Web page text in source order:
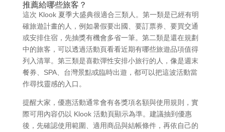
推薦給哪些旅客？
這次 Klook 夏季大盛典很適合三類人。第一類是已經有明
確旅遊計畫的人，例如暑假要出國、要訂票券、要買交通
或安排住宿，先抽獎有機會多省一筆。第二類是還在規劃
中的旅客，可以透過活動頁看看近期有哪些旅遊品項值得
列入清單。第三類是喜歡彈性安排小旅行的人，像是週末
餐券、SPA、台灣景點或臨時出遊，都可以把這波活動當
作尋找靈感的入口。
提醒大家，優惠活動通常會有各獎項名額與使用規則，實
際可用內容仍以 Klook 活動頁顯示為準。建議抽到優惠
後，先確認使用範圍、適用商品與結帳條件，再依自己的